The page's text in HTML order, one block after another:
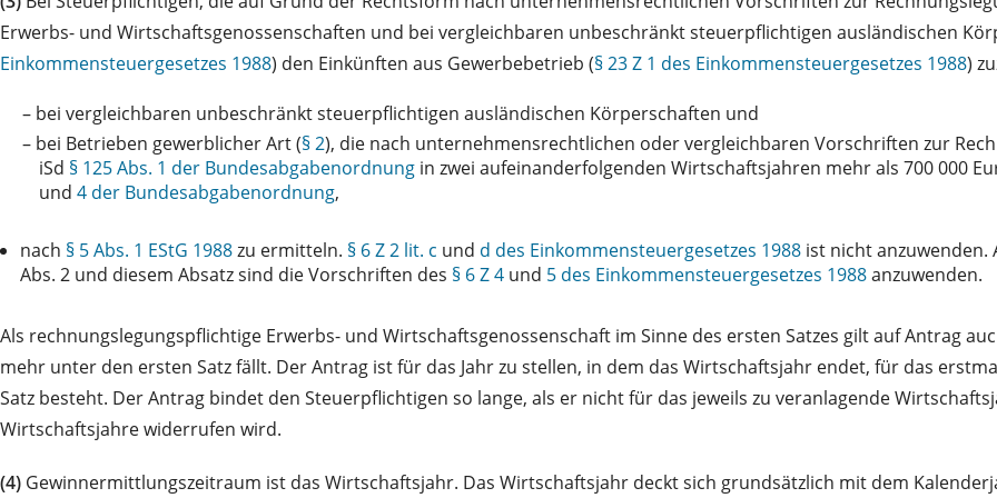
Erwerbs- und Wirtschaftsgenossenschaften und bei vergleichbaren unbeschränkt steuerpflichtigen ausländischen
Einkommensteuergesetzes 1988) den Einkünften aus Gewerbebetrieb (§ 23 Z 1 des Einkommensteuergesetzes 1988)
– bei vergleichbaren unbeschränkt steuerpflichtigen ausländischen Körperschaften und
– bei Betrieben gewerblicher Art (§ 2), die nach unternehmensrechtlichen oder vergleichbaren Vorschriften zur
iSd § 125 Abs. 1 der Bundesabgabenordnung in zwei aufeinanderfolgenden Wirtschaftsjahren mehr als 700 000
und 4 der Bundesabgabenordnung,
nach § 5 Abs. 1 EStG 1988zu ermitteln. § 6 Z 2 lit. c und d des Einkommensteuergesetzes 1988 ist nicht anzuwenden.
Abs. 2 und diesem Absatz sind die Vorschriften des § 6 Z 4 und 5 des Einkommensteuergesetzes 1988anzuwenden.
Als rechnungslegungspflichtige Erwerbs- und Wirtschaftsgenossenschaft im Sinne des ersten Satzes gilt auf Antrag
mehr unter den ersten Satz fällt. Der Antrag ist für das Jahr zu stellen, in dem das Wirtschaftsjahr endet, für das
Satz besteht. Der Antrag bindet den Steuerpflichtigen so lange, als er nicht für das jeweils zu veranlagende
Wirtschaftsjahre widerrufen wird.
(4) Gewinnermittlungszeitraum ist das Wirtschaftsjahr. Das Wirtschaftsjahr deckt sich grundsätzlich mit dem